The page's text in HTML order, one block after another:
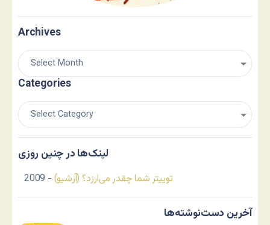
Archives
Categories
لینک‌ها در چنین روزی
توییتر شما چقدر می‌ارزد؟ (آرشیو) - 2009
آخرین دست‌نوشته‌ها